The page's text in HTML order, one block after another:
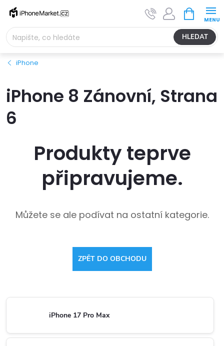
Přejít
obsah
HLEDAT
NÁKUPNÍ
KOŠÍK
iPhone
iPhone 8 Zánovní, Strana
6
Produkty teprve
připravujeme.
Můžete se ale podívat na ostatní kategorie.
ZPĚT DO OBCHODU
iPhone 17 Pro Max